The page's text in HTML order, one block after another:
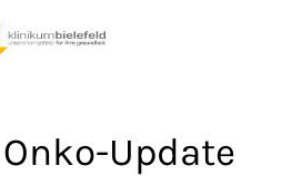
Update